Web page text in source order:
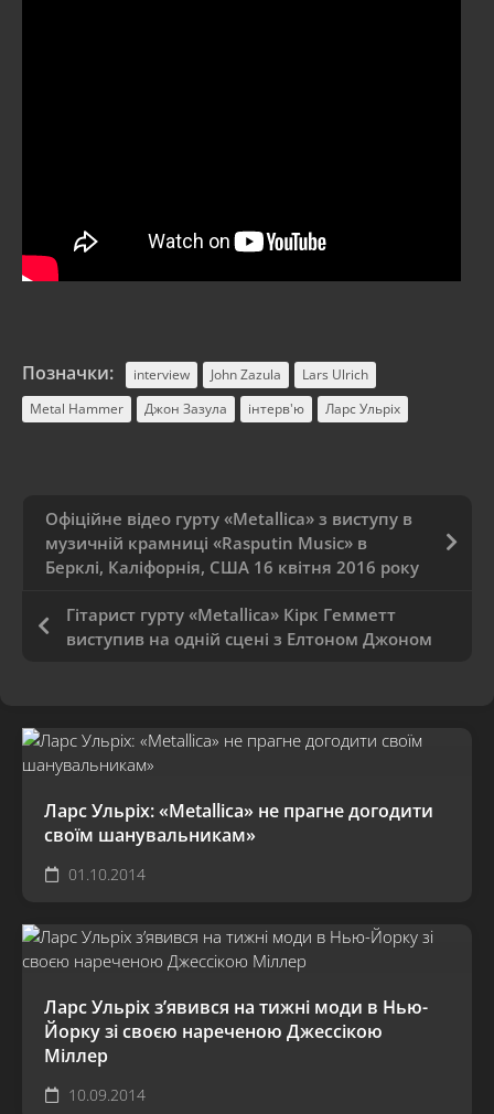
Позначки: interview John Zazula
Lars Ulrich
Metal Hammer
Джон Зазула інтерв'ю Ларс Ульріх
Офіційне відео гурту «Metallica» з виступу в
музичній крамниці «Rasputin Music» в
Берклі, Каліфорнія, США 16 квітня 2016 року
Гітарист гурту «Metallica» Кірк Гемметт
виступив на одній сцені з Елтоном Джоном
Ларс Ульріх: «Metallica» не прагне догодити
своїм шанувальникам»
01.10.2014
Ларс Ульріх з’явився на тижні моди в Нью-
Йорку зі своєю нареченою Джессікою
Міллер
10.09.2014